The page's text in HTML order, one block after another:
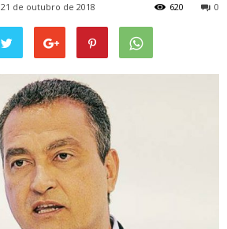
21 de outubro de 2018 0
620